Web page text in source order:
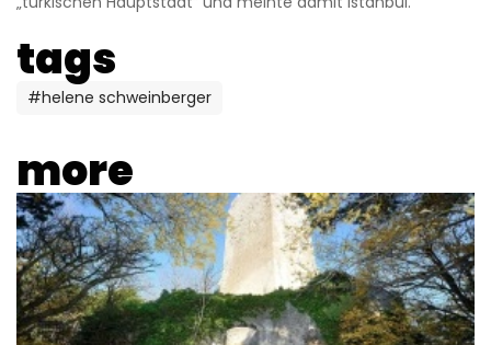
tags
#helene schweinberger
more